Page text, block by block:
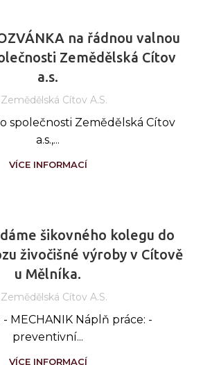
na řádnou valnou
Zemědělská Cítov
a.s.
Zemědělská Cítov A.s.
společnosti Zemědělská Cítov
a.s.,...
VÍCE INFORMACÍ
šikovného kolegu do
živočišné výroby v Cítově
u Mělníka.
Zemědělská Cítov A.s.
- MECHANIK Náplň práce: -
preventivní...
VÍCE INFORMACÍ